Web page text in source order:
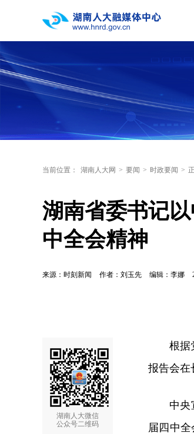
当前位置： 湖南人大网 > 要闻 > 时政要闻 >
湖南省委书记
中全会精神
来源：时刻新闻 作者：刘玉先 编辑：李娜
湖南人大微信
公众号二维码
根据
报告会在
中央
届四中